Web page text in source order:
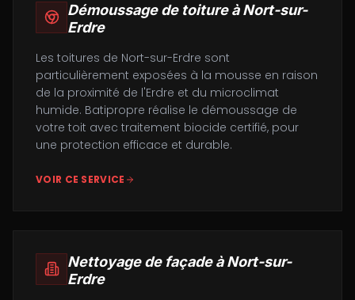
Démoussage de toitureàNort-sur-
Erdre
Les toitures de Nort-sur-Erdre sont
particulièrement exposées à la mousse en raison
de la proximité de l'Erdre et du microclimat
humide. Batipropre réalise le démoussage de
votre toit avec traitement biocide certifié, pour
une protection efficace et durable.
VOIR CE SERVICE
Nettoyage de façadeàNort-sur-
Erdre